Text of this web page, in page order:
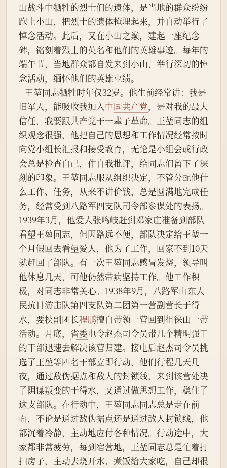
山战斗中牺牲的烈士们的遗体，是当地的群众纷纷
跑上小山，把烈士的遗体掩埋起来，并自动举行了
悼念活动。此后，又在小山之巅，建起一座纪念
碑，铭刻着烈士的英名和他们的英雄事迹。每年的
端午节，当地群众都自发来到小山，举行深切的悼
念活动，缅怀他们的英雄业绩。
旧军人，能吸收我加入中国共产党，是对我的最大
信任，我要跟共产党干一辈子革命。王堃同志的组
织观念很强，他把自己的思想和工作情况经常按时
向党小组长汇报和接受教育，无论是小组会或行政
会总是检查自己，作自我批评，给同志们留下了深
刻的印象。王堃同志服从组织决定，不管分配他什
么工作、任务，从来不讲价钱，总是圆满地完成任
务，经常受到八路军四支队司令部参谋处的表扬。
1939年3月，他爱人张鸣岐赶到邓家庄准备到部队
看望王堃同志，但因路远不便，部队决定给王堃一
个月假回去看望爱人，他为了工作，回家不到10天
就赶回了部队。有一次王堃同志感冒发烧，领导叫
他休息几天，可他仍然带病坚持工作。他工作积
极，对同志非常关心。1938年9月，八路军山东人
民抗日游击队第四支队第二团第一营副营长于得
水，要挟副团长程鹏擅自带领一营回到徂徕山一带
活动。月底， 省委电令赵杰司令员带几个精明强干
的干部迅速去解决该营归建。接电后赵杰司令员挑
选了王堃等四名干部立即行动，他们行程几天几
夜，通过敌伪据点和敌人的封锁线，来到该营处决
了阴谋叛变的于得水，又通过做思想工作，稳住了
这支部队。在行动中，王堃同志同志总是走在前
面，不论是通过敌伪据点还是通过敌人封锁线，他
都沉着冷静，主动地应付各种情况。行动途中，大
家都非常疲劳，每到宿营地，王堃同志总是忙着打
扫房子，主动去烧开水、煮饭给大家吃，自己却很